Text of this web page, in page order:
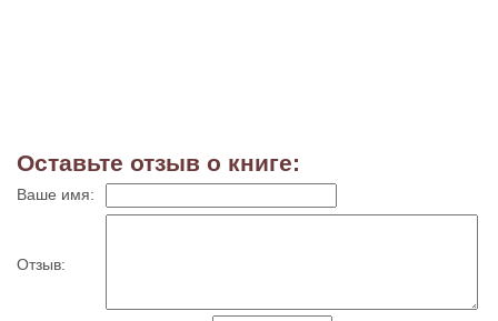
Оставьте отзыв о книге:
Ваше имя:
Отзыв: